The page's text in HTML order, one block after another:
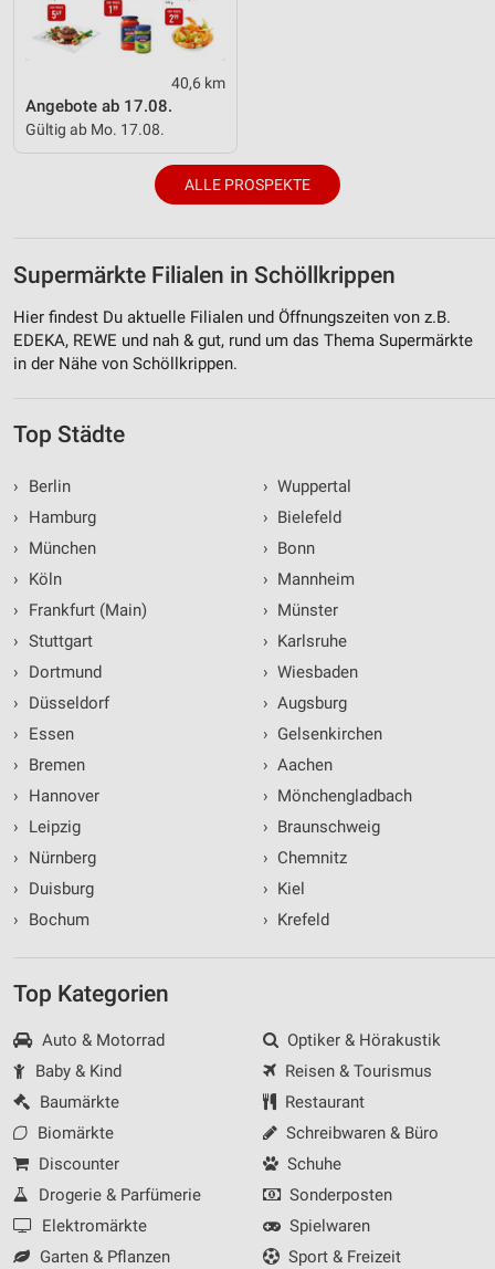
40,6 km
Angebote ab 17.08.
Gültig ab Mo. 17.08.
ALLE PROSPEKTE
Supermärkte Filialen in Schöllkrippen
Hier findest Du aktuelle Filialen und Öffnungszeiten von z.B.
EDEKA, REWE und nah & gut, rund um das Thema Supermärkte
in der Nähe von Schöllkrippen.
Top Städte
›
Berlin
›
Hamburg
›
München
›
Köln
›
Frankfurt (Main)
› Stuttgart
›
Dortmund
›
Düsseldorf
›
Essen
›
Bremen
›
Hannover
›
Leipzig
›
Nürnberg
›
Duisburg
›
Bochum
› Wuppertal
› Bielefeld
› Bonn
› Mannheim
› Münster
› Karlsruhe
› Wiesbaden
› Augsburg
› Gelsenkirchen
› Aachen
› Mönchengladbach
› Braunschweig
› Chemnitz
› Kiel
› Krefeld
Top Kategorien
Auto & Motorrad
Baby & Kind
Baumärkte
Biomärkte
Discounter
Drogerie & Parfümerie
Elektromärkte
Garten & Pflanzen
Optiker & Hörakustik
Reisen & Tourismus
Restaurant
Schreibwaren & Büro
Schuhe
Sonderposten
Spielwaren
Sport & Freizeit